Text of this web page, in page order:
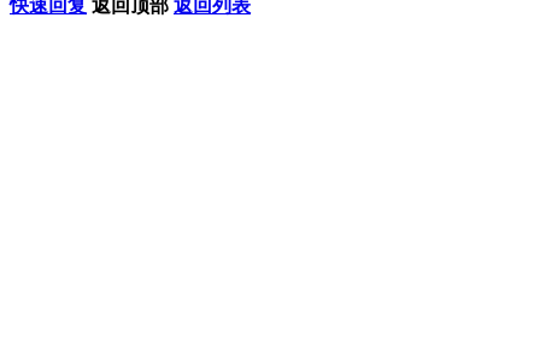
快速回复 返回顶部 返回列表